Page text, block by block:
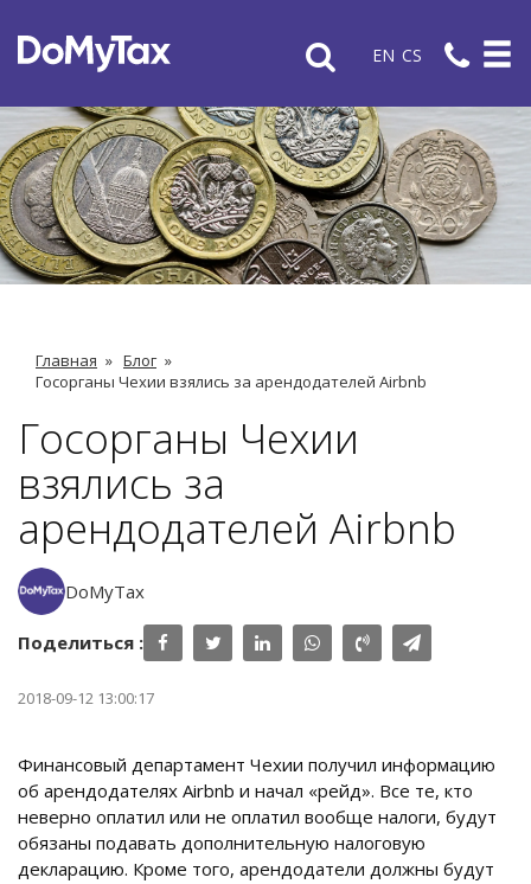
EN CS
Главная » Блог »
Госорганы Чехии взялись за арендодателей Airbnb
Госорганы Чехии
взялись за
арендодателей Airbnb
DoMyTax
Поделиться :
2018-09-12 13:00:17
Финансовый департамент Чехии получил информацию
об арендодателях Airbnb и начал «рейд». Все те, кто
неверно оплатил или не оплатил вообще налоги, будут
обязаны подавать дополнительную налоговую
декларацию. Кроме того, арендодатели должны будут